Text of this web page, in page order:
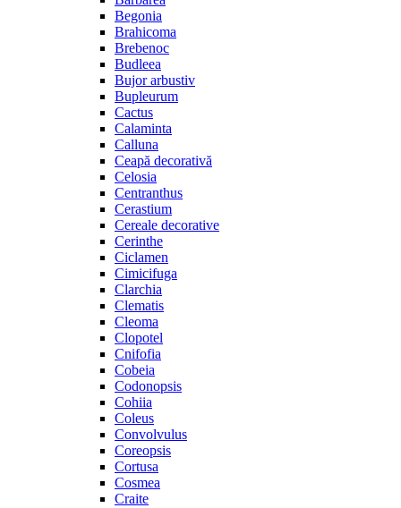
Begonia
Brahicoma
Brebenoc
Budleea
Bujor arbustiv
Bupleurum
Cactus
Calaminta
Calluna
Ceapă decorativă
Celosia
Centranthus
Cerastium
Cereale decorative
Cerinthe
Ciclamen
Cimicifuga
Clarchia
Clematis
Cleoma
Clopotel
Cnifofia
Cobeia
Codonopsis
Cohiia
Coleus
Convolvulus
Coreopsis
Cortusa
Cosmea
Craite